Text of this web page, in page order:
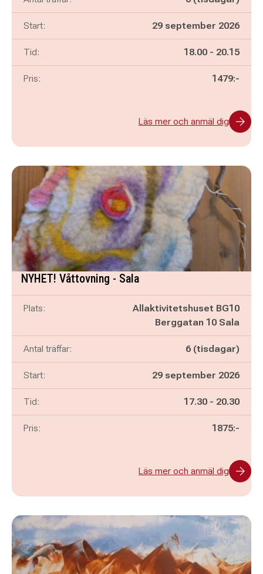
Start: 29 september 2026
Tid: Pågår mellan
18.00 - och
20.15
Pris: 1479:-
Läs mer och anmäl dig
NYHET! Våttovning - Sala
Plats:
Allaktivitetshuset BG10
Berggatan 10 Sala
Antal träffar: 6 (tisdagar)
Start: 29 september 2026
Tid: Pågår mellan
17.30 - och
20.30
Pris: 1875:-
Läs mer och anmäl dig